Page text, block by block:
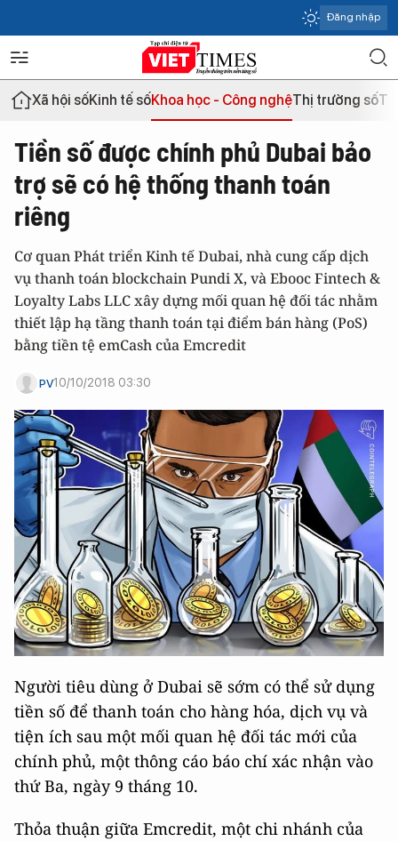
Đăng nhập
Xã hội sốKinh tế sốKhoa học - Công nghệThị trường số
Tiền số được chính phủ Dubai bảo
trợ sẽ có hệ thống thanh toán
riêng
Cơ quan Phát triển Kinh tế Dubai, nhà cung cấp dịch
vụ thanh toán blockchain Pundi X, và Ebooc Fintech &
Loyalty Labs LLC xây dựng mối quan hệ đối tác nhằm
thiết lập hạ tầng thanh toán tại điểm bán hàng (PoS)
bằng tiền tệ emCash của Emcredit
PV10/10/2018 03:30
Người tiêu dùng ở Dubai sẽ sớm có thể sử dụng
tiền số để thanh toán cho hàng hóa, dịch vụ và
tiện ích sau một mối quan hệ đối tác mới của
chính phủ, một thông cáo báo chí xác nhận vào
thứ Ba, ngày 9 tháng 10.
Thỏa thuận giữa Emcredit, một chi nhánh của